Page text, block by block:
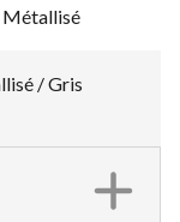
Métallisé
/ Gris